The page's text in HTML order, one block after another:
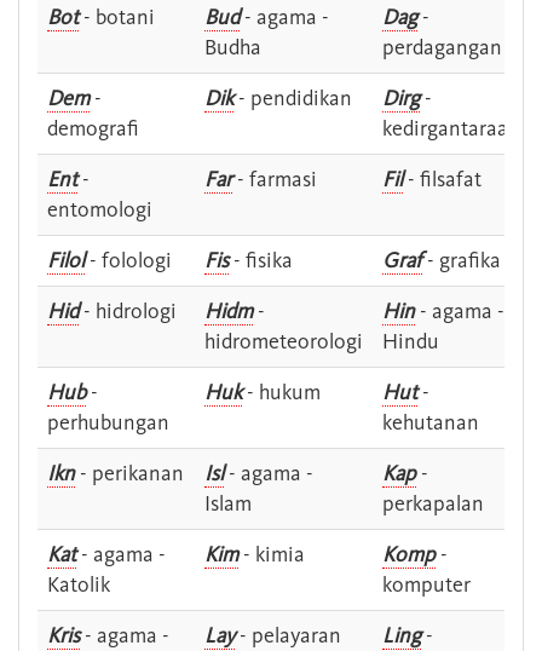
Bot- botani Bud- agama -
Budha
Dag-
perdagangan
Dem-
demografi
Dik- pendidikan Dirg-
kedirgantaraan
Ent-
entomologi
Far- farmasi Fil- filsafat
Filol- folologi Fis- fisika Graf- grafika
Hid- hidrologi Hidm-
hidrometeorologi
Hin- agama -
Hindu
Hub-
perhubungan
Huk- hukum Hut-
kehutanan
Ikn- perikanan Isl- agama -
Islam
Kap-
perkapalan
Kat- agama -
Katolik
Kim- kimia Komp-
komputer
Kris- agama -
Lay- pelayaran Ling-